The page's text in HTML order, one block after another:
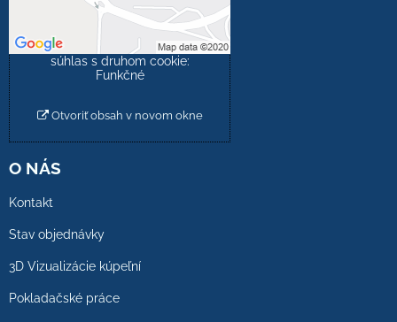
Povoliť tentokrát
Povoliť a zapamätať -
súhlas s druhom cookie:
Funkčné
Otvoriť obsah v novom okne
O NÁS
Kontakt
Stav objednávky
3D Vizualizácie kúpeľní
Pokladačské práce